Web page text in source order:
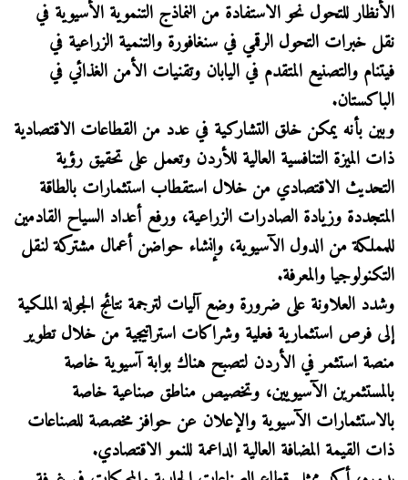
الأنظار للتحول نحو الاستفادة من النماذج التنموية الأسيوية في
نقل خبرات التحول الرقمي في سنغافورة والتنمية الزراعية في
فيتنام والتصنيع المتقدم في اليابان وتقنيات الأمن الغذائي في
الباكستان.
وبين بأنه يمكن خلق التشاركية في عدد من القطاعات الاقتصادية
ذات الميزة التنافسية العالية للأردن وتعمل على تحقيق رؤية
التحديث الاقتصادي من خلال استقطاب استثمارات بالطاقة
المتجددة وزيادة الصادرات الزراعية، ورفع أعداد السياح القادمين
للمملكة من الدول الآسيوية، وإنشاء حواضن أعمال مشتركة لنقل
التكنولوجيا والمعرفة.
وشدد العلاونة على ضرورة وضع آليات لترجمة نتائج الجولة الملكية
إلى فرص استثمارية فعلية وشراكات استراتيجية من خلال تطوير
منصة استثمر في الأردن لتصبح هناك بوابة آسيوية خاصة
بالمستثمرين الآسيويين، وتخصيص مناطق صناعية خاصة
بالاستثمارات الآسيوية والإعلان عن حوافز مخصصة للصناعات
ذات القيمة المضافة العالية الداعمة للنمو الاقتصادي.